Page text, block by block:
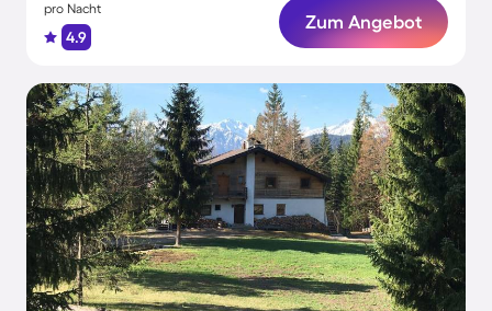
pro Nacht
4.9
Zum Angebot